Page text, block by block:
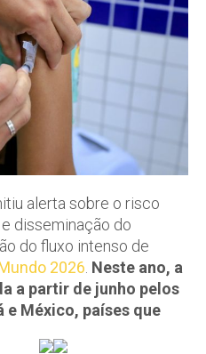
alerta sobre o risco
disseminação do
do fluxo intenso de
2026 Neste ano, a
a partir de junho pelos
e México, países que